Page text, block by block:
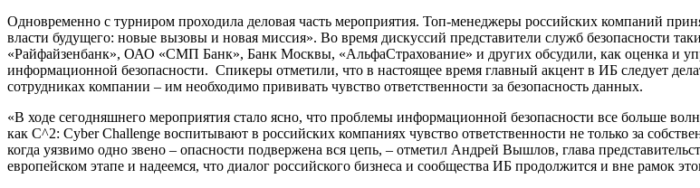
Одновременно с турниром проходила деловая часть мероприятия. Топ-менеджеры российских компаний
власти будущего: новые вызовы и новая миссия». Во время дискуссий представители служб
«Райфайзенбанк», ОАО «СМП Банк», Банк Москвы, «АльфаСтрахование» и других обсудили, как оценка и
информационной безопасности. Спикеры отметили, что в настоящее время главный акцент в ИБ следует
сотрудниках компании – им необходимо прививать чувство ответственности за безопасность данных.
«В ходе сегодняшнего мероприятия стало ясно, что проблемы информационной безопасности все больше
как C^2: Cyber Challenge воспитывают в российских компаниях чувство ответственности не только за
когда уязвимо одно звено – опасности подвержена вся цепь, – отметил Андрей Вышлов, глава
европейском этапе и надеемся, что диалог российского бизнеса и сообщества ИБ продолжится и вне рамок